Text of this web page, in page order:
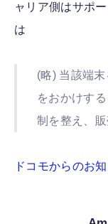
ャリア側はサポ
は
(略) 当該端
をおかけす
制を整え、販
ドコモからのお